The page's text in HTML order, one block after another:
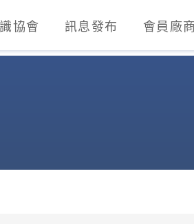
展協會)
協會 訊息發布 會員廠商